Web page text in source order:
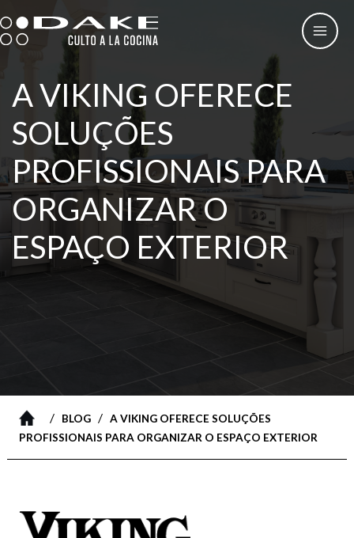
to
content
A VIKING OFERECE
SOLUÇÕES
PROFISSIONAIS PARA
ORGANIZAR O
ESPAÇO EXTERIOR
/ BLOG/ A VIKING OFERECE SOLUÇÕES
PROFISSIONAIS PARA ORGANIZAR O ESPAÇO EXTERIOR